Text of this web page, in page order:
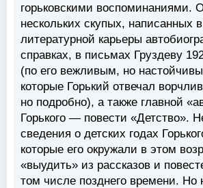
горьковскими воспоминаниями.
нескольких скупых, написанных
литературной карьеры
справках, в письмах Груздеву
(по его вежливым, но
которые Горький отвечал
но подробно), а также главной
Горького — повести «Детство».
сведения о детских годах
которые его окружали в этом
«выудить» из рассказов и
том числе позднего времени. Но